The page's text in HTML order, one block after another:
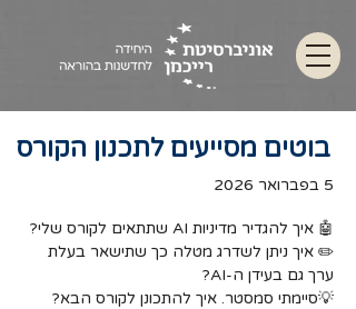
בוטים מסייעים לתכנון הקורס
5 בפברואר 2026
🤖 איך להגדיר מדיניות AI שתתאים לקורס שלי?
✏️ איך ניתן לשדרג מטלה כך שתישאר בעלת
ערך גם בעידן ה-AI?
💡סיימתי סמסטר. איך להתכונן לקורס הבא?